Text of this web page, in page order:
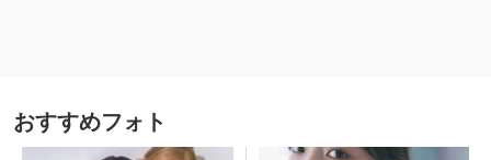
おすすめフォト